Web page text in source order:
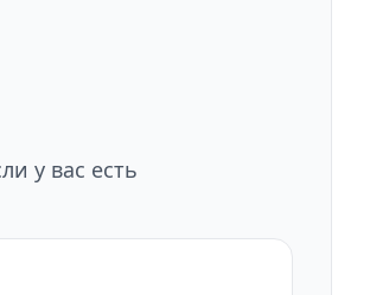
у вас есть